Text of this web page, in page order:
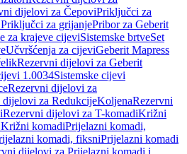
dijelovi za ČepoviPriključci za
za grijanjePribor za Geberit
za krajeve cijeviSistemske brtveSet
Učvršćenja za cijeviGeberit Mapress
Rezervni dijelovi za Geberit
1.0034Sistemske cijevi
Rezervni dijelovi za
dijelovi za RedukcijeKoljenaRezervni
Rezervni dijelovi za T-komadiKrižni
komadiPrijelazni komadi,
komadi, fiksniPrijelazni komadi
dijelovi za Prijelazni komadi i